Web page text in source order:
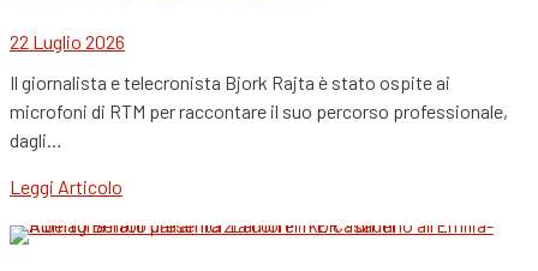
22 Luglio 2026
Il giornalista e telecronista Bjork Rajta è stato ospite ai
microfoni di RTM per raccontare il suo percorso professionale,
dagli…
Leggi Articolo